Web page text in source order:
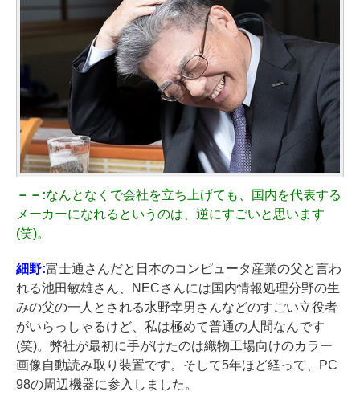
－－:なんとなくで会社を立ち上げても、国内を代表する
メーカーになれるというのは、逆にすごいと思います
(笑)。
細野:富士通さんだと日本のコンピュータ産業の父と言わ
れる池田敏雄さん、NECさんには国内情報処理分野の生
みの父の一人とされる水野幸男さんなどのすごい立役者
がいらっしゃるけど、私は極めて普通の人間なんです
(笑)。弊社が最初に手がけたのは織物工場向けのカラー
画像自動読み取り装置です。そして5年ほど経って、PC
98の周辺機器に参入しました。